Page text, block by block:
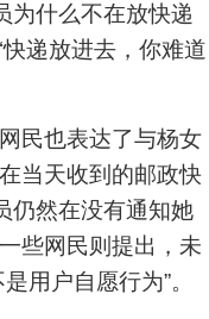
为什么不在放快递
递放进去，你难道
民也表达了与杨女
当天收到的邮政快
仍然在没有通知她
些网民则提出，未
用户自愿行为”。